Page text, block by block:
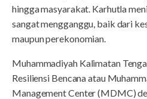
hingga masyarakat. Karhutla
sangat mengganggu, baik dari
maupun perekonomian.
Muhammadiyah Kalimatan
Resiliensi Bencana atau
Management Center (MDMC)